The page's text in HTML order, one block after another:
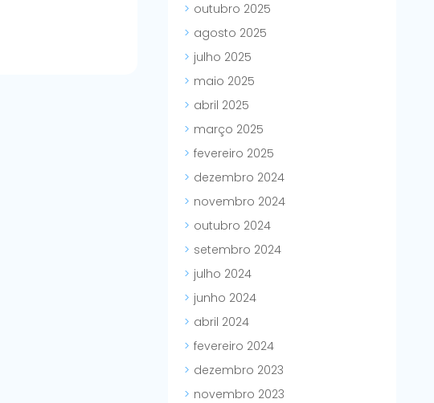
outubro 2025
agosto 2025
julho 2025
maio 2025
abril 2025
março 2025
fevereiro 2025
dezembro 2024
novembro 2024
outubro 2024
setembro 2024
julho 2024
junho 2024
abril 2024
fevereiro 2024
dezembro 2023
novembro 2023